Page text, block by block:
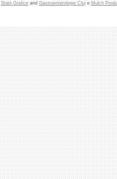
Statii Graficeand Gastroenterologie Cluje Mulch